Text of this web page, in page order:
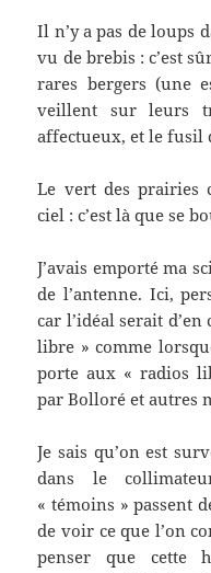
Il n’y a pas de loups
vu de brebis : c’est
rares bergers (une
veillent sur leurs
affectueux, et le fusil
Le vert des prairies
ciel : c’est là que se
J’avais emporté ma
de l’antenne. Ici,
car l’idéal serait
libre » comme
porte aux « radios
par Bolloré et autres
Je sais qu’on est
dans le
« témoins » passent
de voir ce que l’on
penser que cette